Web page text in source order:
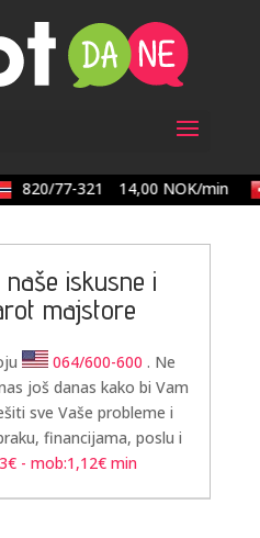
820/77-321 14,00 NOK/min
iskusne i
majstore
064/600-600 . Ne
još danas kako bi Vam
sve Vaše probleme i
financijama, poslu i
- mob:1,12€ min